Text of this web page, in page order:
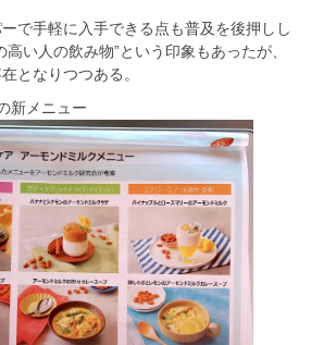
で手軽に入手できる点も普及を後押しし
い人の飲み物”という印象もあったが、
となりつつある。
新メニュー